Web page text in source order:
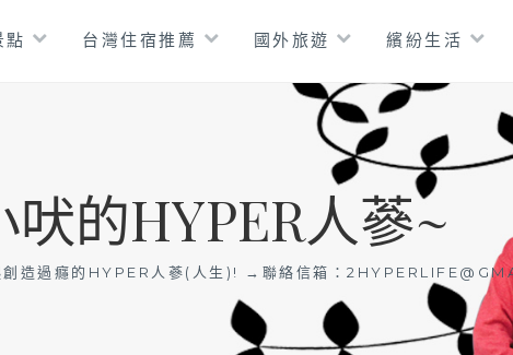
點 台灣住宿推薦 國外旅遊 繽紛生活
的HYPER人蔘~
造過癮的HYPER人蔘(人生)! →聯絡信箱：